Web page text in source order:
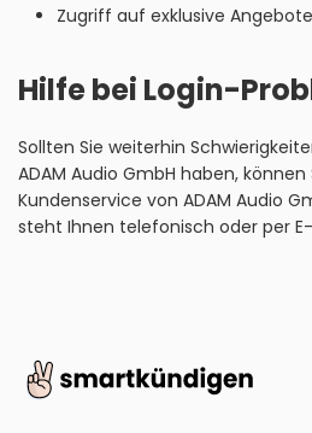
Zugriff auf exklusive
Hilfe bei Login-
Sollten Sie weiterhin
ADAM Audio GmbH haben,
Kundenservice von ADAM Audio
steht Ihnen telefonisch oder per